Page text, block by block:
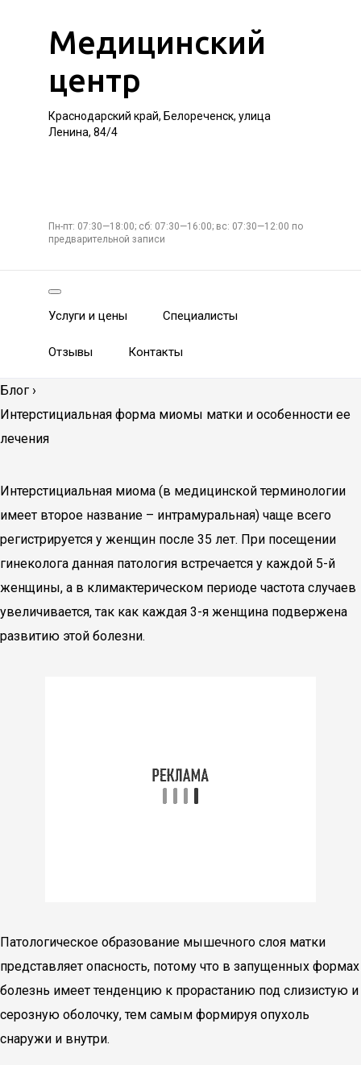
Медицинский
центр
Краснодарский край, Белореченск, улица
Ленина, 84/4
Пн-пт: 07:30—18:00; сб: 07:30—16:00; вс: 07:30—12:00 по
предварительной записи
Услуги и цены Специалисты
Отзывы Контакты
Блог ›
Интерстициальная форма миомы матки и особенности ее
лечения
Интерстициальная миома (в медицинской терминологии
имеет второе название – интрамуральная) чаще всего
регистрируется у женщин после 35 лет. При посещении
гинеколога данная патология встречается у каждой 5-й
женщины, а в климактерическом периоде частота случаев
увеличивается, так как каждая 3-я женщина подвержена
развитию этой болезни.
Патологическое образование мышечного слоя матки
представляет опасность, потому что в запущенных формах
болезнь имеет тенденцию к прорастанию под слизистую и
серозную оболочку, тем самым формируя опухоль
снаружи и внутри.